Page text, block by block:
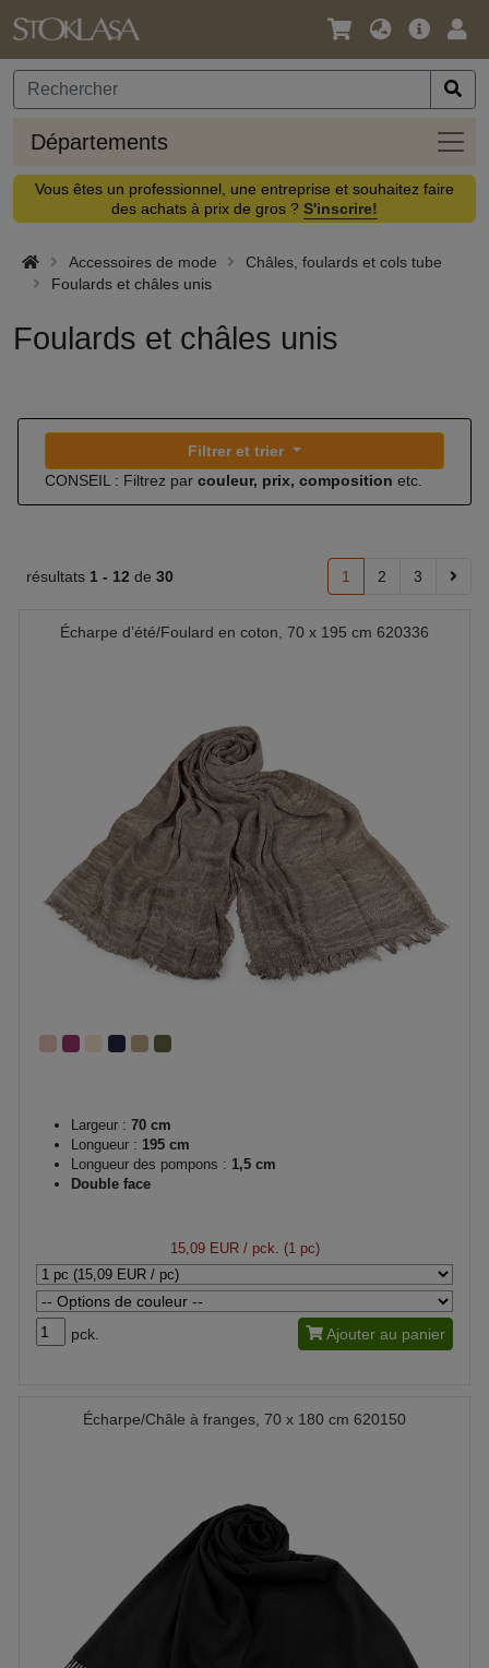
Langue
Devise
Offre
Départements
Vous êtes un professionnel, une entreprise et souhaitez faire
des achats à prix de gros ? S'inscrire!
Accessoires de mode
Châles, foulards et cols tube
Foulards et châles unis
Foulards et châles unis
Filtrer et trier
CONSEIL : Filtrez par couleur, prix, composition etc.
résultats 1 - 12 de 30 1 2 3
Écharpe d’été/Foulard en coton, 70 x 195 cm 620336
Largeur : 70 cm
Longueur : 195 cm
Longueur des pompons : 1,5 cm
Double face
15,09 EUR/ pck. (1 pc)
pck. Ajouter au panier
Écharpe/Châle à franges, 70 x 180 cm 620150